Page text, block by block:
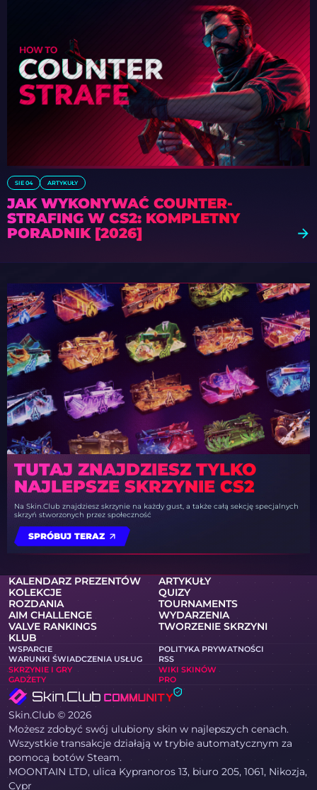
SIE 04 ARTYKUŁY
JAK WYKONYWAĆ COUNTER-
STRAFING W CS2: KOMPLETNY
PORADNIK [2026]
TUTAJ ZNAJDZIESZ TYLKO
NAJLEPSZE SKRZYNIE CS2
Na Skin.Club znajdziesz skrzynie na każdy gust, a także całą sekcję specjalnych
skrzyń stworzonych przez społeczność
SPRÓBUJ TERAZ
KALENDARZ PREZENTÓW
ARTYKUŁY
KOLEKCJE
QUIZY
ROZDANIA
TOURNAMENTS
AIM CHALLENGE
WYDARZENIA
VALVE RANKINGS
TWORZENIE SKRZYNI
KLUB
WSPARCIE
POLITYKA PRYWATNOŚCI
WARUNKI ŚWIADCZENIA USŁUG
RSS
SKRZYNIE I GRY
WIKI SKINÓW
GADŻETY
PRO
Skin.Club © 2026
Możesz zdobyć swój ulubiony skin w najlepszych cenach.
Wszystkie transakcje działają w trybie automatycznym za
pomocą botów Steam.
MOONTAIN LTD, ulica Kypranoros 13, biuro 205, 1061, Nikozja,
Cypr